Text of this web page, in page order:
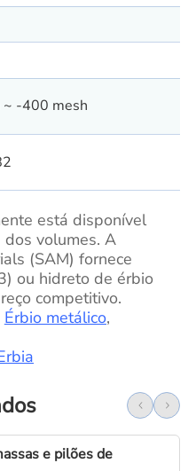
-400 mesh
está disponível
volumes. A
(SAM) fornece
ou hidreto de érbio
competitivo.
Érbio metálico,
e pilões de